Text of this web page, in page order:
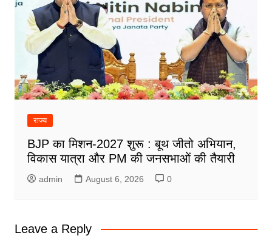
राज्य
BJP का मिशन-2027 शुरू : बूथ जीतो अभियान,
विकास यात्रा और PM की जनसभाओं की तैयारी
admin August 6, 2026 0
Leave a Reply